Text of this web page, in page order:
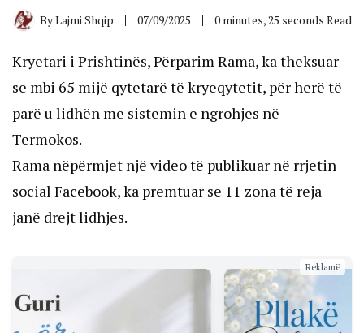
ByLajmi Shqip 07/09/2025 0 minutes, 25 seconds Read
Kryetari i Prishtinës, Përparim Rama, ka theksuar
se mbi 65 mijë qytetarë të kryeqytetit, për herë të
parë u lidhën me sistemin e ngrohjes në
Termokos.
Rama nëpërmjet një video të publikuar në rrjetin
social Facebook, ka premtuar se 11 zona të reja
janë drejt lidhjes.
Reklamë